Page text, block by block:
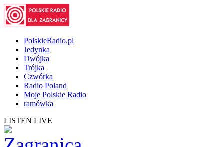
PolskieRadio.pl
Jedynka
Dwójka
Trójka
Czwórka
Radio Poland
Moje Polskie Radio
ramówka
LISTEN LIVE